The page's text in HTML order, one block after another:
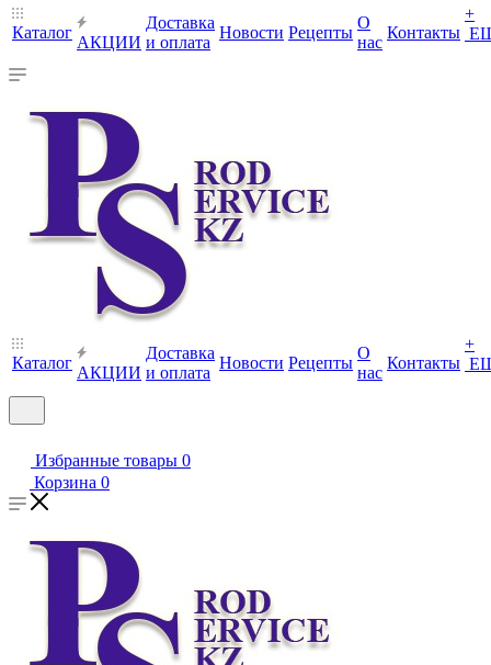
Каталог
АКЦИИ
Доставка
и оплата
Новости Рецепты
О
нас
Контакты
+
Каталог
АКЦИИ
Доставка
и оплата
Новости Рецепты
О
нас
Контакты
+
Избранные товары 0
Корзина 0